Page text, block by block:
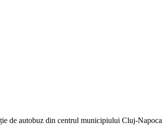
de autobuz din centrul municipiului Cluj-Napoca